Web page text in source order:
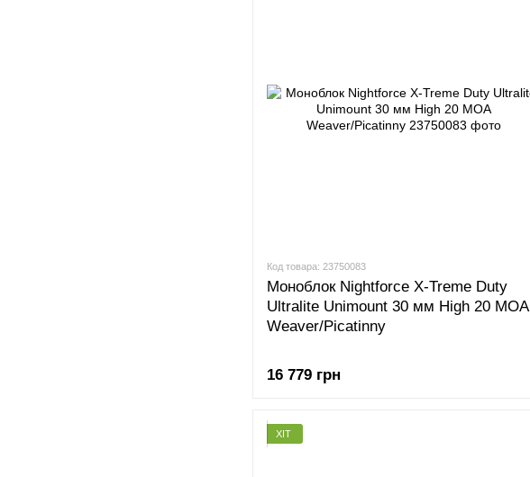
Код товара: 23750083
Моноблок Nightforce X-Treme Duty
Ultralite Unimount 30 мм High 20 МОА
Weaver/Picatinny
16 779 грн
ХІТ